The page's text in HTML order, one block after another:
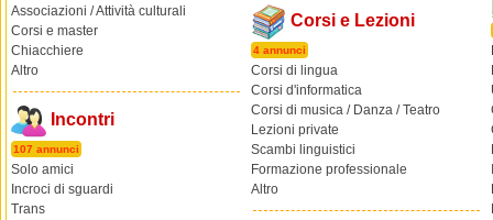
Associazioni / Attività culturali
Corsi e master
Chiacchiere
Altro
Incontri
107 annunci
Solo amici
Incroci di sguardi
Trans
Corsi e Lezioni
4 annunci
Corsi di lingua
Corsi d'informatica
Corsi di musica / Danza / Teatro
Lezioni private
Scambi linguistici
Formazione professionale
Altro